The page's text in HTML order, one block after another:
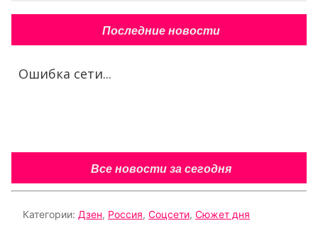
Последние новости
Ошибка сети...
Все новости за сегодня
Категории: Дзен, Россия, Соцсети, Сюжет дня